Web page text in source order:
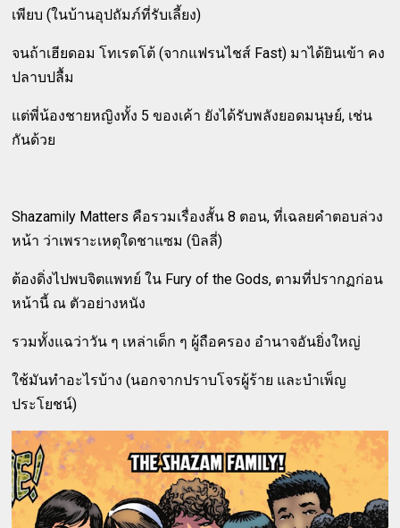
เพียบ (ในบ้านอุปถัมภ์ที่รับเลี้ยง)
จนถ้าเฮียดอม โทเรตโต้ (จากแฟรนไชส์ Fast) มาได้ยินเข้า คง
ปลาบปลื้ม
แต่พี่น้องชายหญิงทั้ง 5 ของเค้า ยังได้รับพลังยอดมนุษย์, เช่น
กันด้วย
Shazamily Matters คือรวมเรื่องสั้น 8 ตอน, ที่เฉลยคำตอบล่วง
หน้า ว่าเพราะเหตุใดชาแซม (บิลลี่)
ต้องดิ่งไปพบจิตแพทย์ ใน Fury of the Gods, ตามที่ปรากฏก่อน
หน้านี้ ณ ตัวอย่างหนัง
รวมทั้งแฉว่าวัน ๆ เหล่าเด็ก ๆ ผู้ถือครอง อำนาจอันยิ่งใหญ่
ใช้มันทำอะไรบ้าง (นอกจากปราบโจรผู้ร้าย และบำเพ็ญ
ประโยชน์)